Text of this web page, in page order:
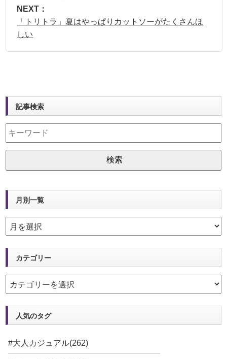
NEXT：
「トリトラ」夏はやっぱりカットソーがたくさんほ
しい
記事検索
月別一覧
カテゴリー
人気のタグ
#大人カジュアル(262)